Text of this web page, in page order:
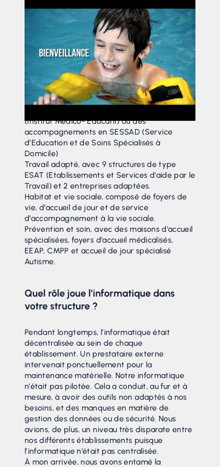
(Institut Médico- Educatif) ou des
accompagnements en SESSAD (Service
d’Education et de Soins Spécialisés à
Domicile)
Travail adapté, avec 9 structures de type
ESAT (Etablissements et Services d’aide par le
Travail) et 2 entreprises adaptées.
Habitat et vie sociale, composé de foyers de
vie, d’accueil de jour et de service
d’accompagnement à la vie sociale.
Prévention et soin, avec des maisons d’accueil
spécialisées, foyers d’accueil médicalisés,
EEAP, CMPP et accueil de jour spécialisé
Autisme.
Quel rôle joue l’informatique dans
votre structure ?
Pendant longtemps, l’informatique était
décentralisée au sein de chaque
établissement. Un prestataire externe
intervenait ponctuellement pour la
maintenance matérielle. Notre informatique
n’était pas pilotée. Cela a conduit, au fur et à
mesure, à avoir des outils non adaptés à nos
besoins, et des manques en matière de
gestion des données ou de sécurité. Nous
avions, de plus, un niveau très disparate entre
nos différents établissements puisque
l’informatique n’était pas centralisée.
À mon arrivée, nous avons entamé la